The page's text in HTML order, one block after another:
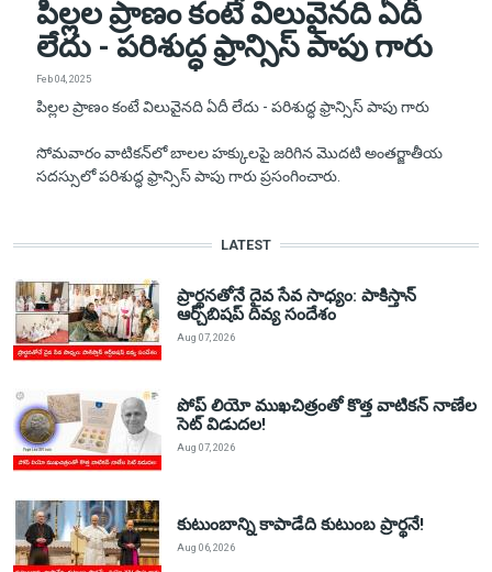
పిల్లల ప్రాణం కంటే విలువైనది ఏదీ
లేదు - పరిశుద్ధ ఫ్రాన్సిస్ పాపు గారు
Feb 04, 2025
పిల్లల ప్రాణం కంటే విలువైనది ఏదీ లేదు - పరిశుద్ధ ఫ్రాన్సిస్ పాపు గారు
సోమవారం వాటికన్‌లో బాలల హక్కులపై జరిగిన మొదటి అంతర్జాతీయ
సదస్సులో పరిశుద్ధ ఫ్రాన్సిస్ పాపు గారు ప్రసంగించారు.
LATEST
ప్రార్థనతోనే దైవ సేవ సాధ్యం: పాకిస్తాన్‌
ఆర్చ్‌బిషప్ దివ్య సందేశం
Aug 07, 2026
పోప్ లియో ముఖచిత్రంతో కొత్త వాటికన్ నాణేల
సెట్ విడుదల!
Aug 07, 2026
కుటుంబాన్ని కాపాడేది కుటుంబ ప్రార్థనే!
Aug 06, 2026